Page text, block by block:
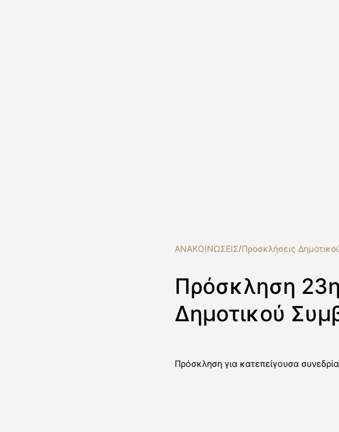
ΑΝΑΚΟΙΝΩΣΕΙΣ/Προσκλήσεις
Πρόσκληση
Δημοτικού
Πρόσκληση για κατεπείγουσα